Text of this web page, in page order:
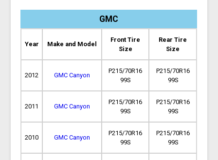
GMC
Year Make and Model
Front Tire
Size
Rear Tire
Size
2012 GMC Canyon
P215/70R16
99S
P215/70R16
99S
2011 GMC Canyon
P215/70R16
99S
P215/70R16
99S
2010 GMC Canyon
P215/70R16
99S
P215/70R16
99S